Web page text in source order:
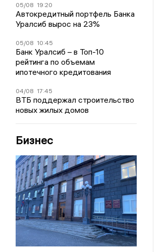
05/08 19:20
Автокредитный портфель Банка
Уралсиб вырос на 23%
05/08 10:45
Банк Уралсиб – в Топ-10
рейтинга по объемам
ипотечного кредитования
04/08 17:45
ВТБ поддержал строительство
новых жилых домов
Бизнес